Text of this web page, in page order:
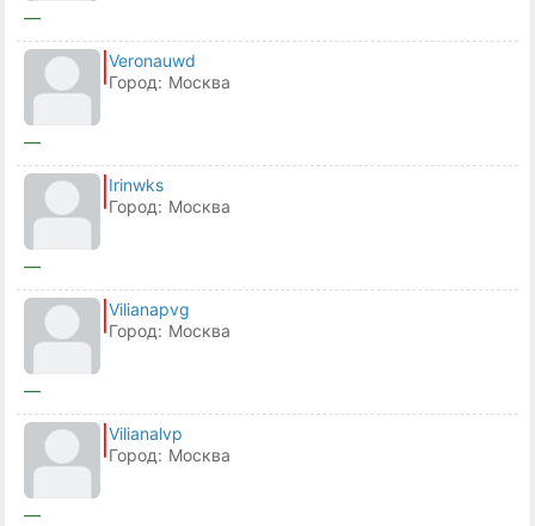
—
Veronauwd
Город: Москва
—
Irinwks
Город: Москва
—
Vilianapvg
Город: Москва
—
Vilianalvp
Город: Москва
—